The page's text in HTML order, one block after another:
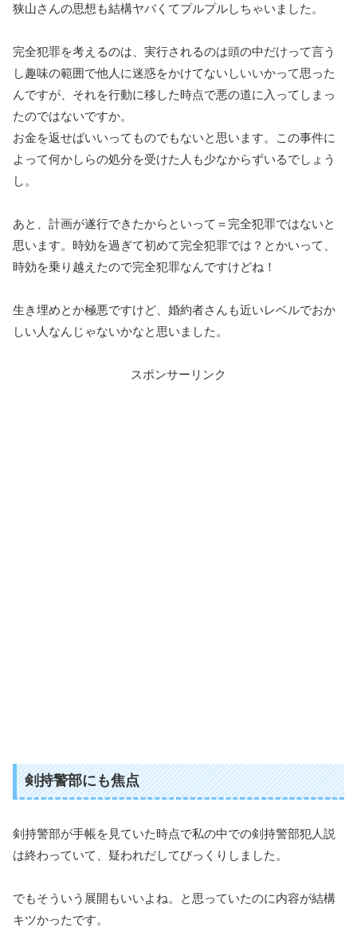
狭山さんの思想も結構ヤバくてプルプルしちゃいました。
完全犯罪を考えるのは、実行されるのは頭の中だけって言う
し趣味の範囲で他人に迷惑をかけてないしいいかって思った
んですが、それを行動に移した時点で悪の道に入ってしまっ
たのではないですか。
お金を返せばいいってものでもないと思います。この事件に
よって何かしらの処分を受けた人も少なからずいるでしょう
し。
あと、計画が遂行できたからといって＝完全犯罪ではないと
思います。時効を過ぎて初めて完全犯罪では？とかいって、
時効を乗り越えたので完全犯罪なんですけどね！
生き埋めとか極悪ですけど、婚約者さんも近いレベルでおか
しい人なんじゃないかなと思いました。
スポンサーリンク
剣持警部にも焦点
剣持警部が手帳を見ていた時点で私の中での剣持警部犯人説
は終わっていて、疑われだしてびっくりしました。
でもそういう展開もいいよね。と思っていたのに内容が結構
キツかったです。